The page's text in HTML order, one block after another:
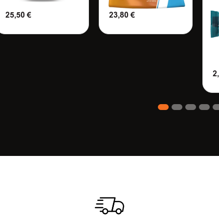
25,50€ 23,80€
3 4 5 6